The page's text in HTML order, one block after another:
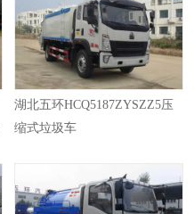
湖北五环HCQ5187ZYSZZ5压
缩式垃圾车